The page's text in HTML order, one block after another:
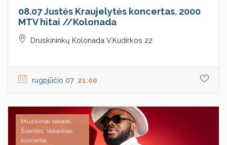
08.07 Justės Kraujelytės koncertas. 2000
MTV hitai //Kolonada
Druskininkų Kolonada V.Kudirkos 22
rugpjūčio 07 21:00
Muzikiniai vakarai,
Šventės, Vakarėliai,
Koncertai